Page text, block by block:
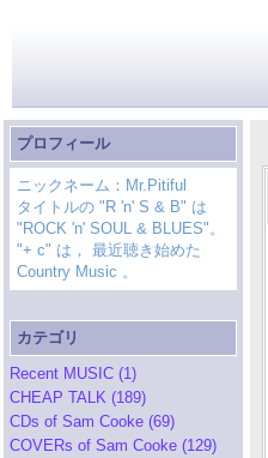
プロフィール
ニックネーム：Mr.Pitiful
タイトルの "R 'n' S & B" は
"ROCK 'n' SOUL & BLUES"。
"+ c" は， 最近聴き始めた
Country Music 。
カテゴリ
Recent MUSIC (1)
CHEAP TALK (189)
CDs of Sam Cooke (69)
COVERs of Sam Cooke (129)